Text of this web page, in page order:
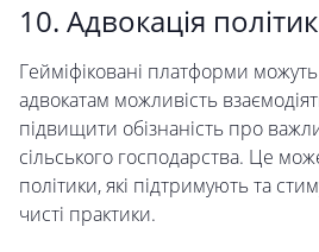
10. Адвокація
Гейміфіковані платформи
адвокатам можливість
підвищити обізнаність про
сільського господарства. Це
політики, які підтримують та
чисті практики.